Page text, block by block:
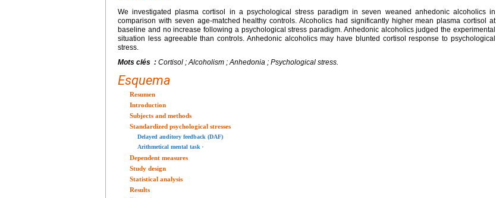
We investigated plasma cortisol in a psychological stress paradigm in seven weaned anhedonic alcoholics in
comparison with seven age-matched healthy controls. Alcoholics had significantly higher mean plasma cortisol at
baseline and no increase following a psychological stress paradigm. Anhedonic alcoholics judged the experimental
situation less agreeable than controls. Anhedonic alcoholics may have blunted cortisol response to psychological
stress.
Mots clés : Cortisol ; Alcoholism ; Anhedonia ; Psychological stress.
Esquema
Resumen
Introduction
Subjects and methods
Standardized psychological stresses
Delayed auditory feedback (DAF)
Arithmetical mental task
Dependent measures
Study design
Statistical analysis
Results